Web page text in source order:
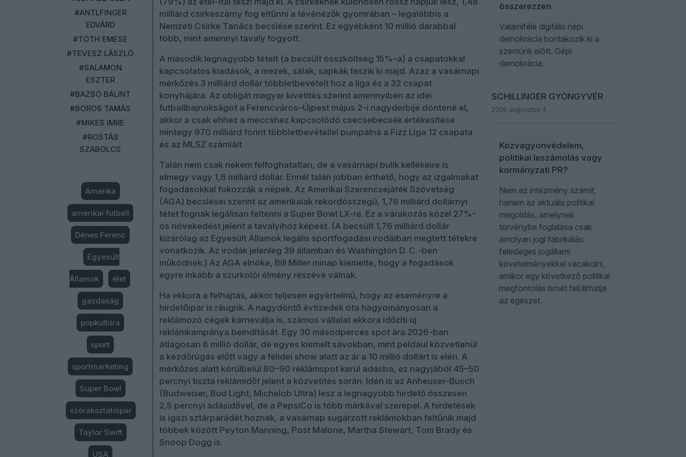
milliárd csirkeszárny fog eltűnni a tévénézők gyomrában – legalábbis a
Nemzeti Csirke Tanács becslése szerint. Ez egyébként 10 millió darabbal
több, mint amennyi tavaly fogyott.
A második legnagyobb tételt (a becsült összköltség 15%-a) a csapatokkal
kapcsolatos kiadások, a mezek, sálak, sapkák teszik ki majd. Azaz a vasárnapi
mérkőzés 3 milliárd dollár többletbevételt hoz a liga és a 32 csapat
konyhájára. Az obligát magyar kivetítés szerint amennyiben az idei
futballbajnokságot a Ferencváros–Újpest május 2-i nagyderbije döntené el,
akkor a csak ehhez a meccshez kapcsolódó csecsebecsék értékesítése
mintegy 970 milliárd forint többletbevétellel pumpálná a Fizz Liga 12 csapata
és az MLSZ számláit.
Talán nem csak nekem felfoghatatlan, de a vasárnapi bulik kellékeire is
elmegy vagy 1,6 milliárd dollár. Ennél talán jobban érthető, hogy az izgalmakat
fogadásokkal fokozzák a népek. Az Amerikai Szerencsejáték Szövetség
(AGA) becslései szerint az amerikaiak rekordösszegű, 1,76 milliárd dollárnyi
tétet fognak legálisan feltenni a Super Bowl LX-re. Ez a várakozás közel 27%-
os növekedést jelent a tavalyihoz képest. (A becsült 1,76 milliárd dollár
kizárólag az Egyesült Államok legális sportfogadási irodáiban megtett tétekre
vonatkozik. Az irodák jelenleg 39 államban és Washington D. C.-ben
működnek.) Az AGA elnöke, Bill Miller minap kiemelte, hogy a fogadások
egyre inkább a szurkolói élmény részévé válnak.
Ha ekkora a felhajtás, akkor teljesen egyértelmű, hogy az eseményre a
hirdetőipar is ráugrik. A nagydöntő évtizedek óta hagyományosan a
reklámozó cégek karneválja is, számos vállalat ekkora időzíti új
reklámkampánya beindítását. Egy 30 másodperces spot ára 2026-ban
átlagosan 8 millió dollár, de egyes kiemelt sávokban, mint például közvetlenül
a kezdőrúgás előtt vagy a félidei show alatt az ár a 10 millió dollárt is eléri. A
mérkőzés alatt körülbelül 80–90 reklámspot kerül adásba, ez nagyjából 45–50
percnyi tiszta reklámidőt jelent a közvetítés során. Idén is az Anheuser-Busch
(Budweiser, Bud Light, Michelob Ultra) lesz a legnagyobb hirdető összesen
2,5 percnyi adásidővel, de a PepsiCo is több márkával szerepel. A hirdetések
is igazi sztárparádét hoznak, a vasárnap sugárzott reklámokban feltűnik majd
többek között Peyton Manning, Post Malone, Martha Stewart, Tom Brady és
Snoop Dogg is.
#ANTLFINGER
EDVÁRD
#TÓTH EMESE
#TEVESZ LÁSZLÓ
#SALAMON
ESZTER
#BAZSÓ BÁLINT
#BOROS TAMÁS
#MIKES IMRE
#ROSTÁS
SZABOLCS
Amerika
amerikai futball
Dénes Ferenc
Egyesült
Államok élet
gazdaság
popkultúra
sport
sportmarketing
Super Bowl
szórakoztatóipar
Taylor Swift
USA
összerezzen
Valamiféle digitális népi
demokrácia bontakozik ki a
szemünk előtt. Gépi
demokrácia.
SCHILLINGER GYÖNGYVÉR
2026. augusztus 4.
Közvagyonvédelem,
politikai leszámolás vagy
kormányzati PR?
Nem az intézmény számít,
hanem az aktuális politikai
megoldás, amelynek
törvénybe foglalása csak
amolyan jogi fabrikálás:
felesleges jogállami
követelményekkel vacakolni,
amikor egy következő politikai
megfontolás ismét felülírhatja
az egészet.